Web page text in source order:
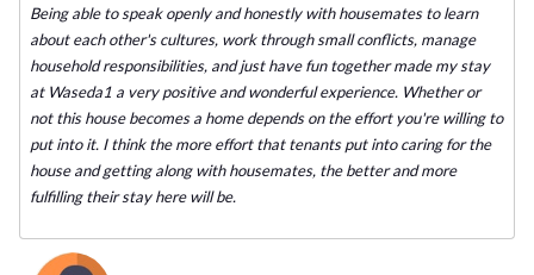
Being able to speak openly and honestly with housemates to learn
about each other's cultures, work through small conflicts, manage
household responsibilities, and just have fun together made my stay
at Waseda1 a very positive and wonderful experience. Whether or
not this house becomes a home depends on the effort you're willing to
put into it. I think the more effort that tenants put into caring for the
house and getting along with housemates, the better and more
fulfilling their stay here will be.